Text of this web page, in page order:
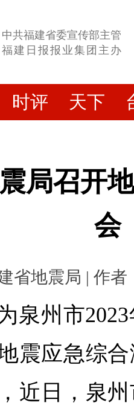
中共福建省委宣传部主管
福建日报报业集团主办
时评 天下
局召开
会
省地震局 | 作者
泉州市
震应急综
近日，泉